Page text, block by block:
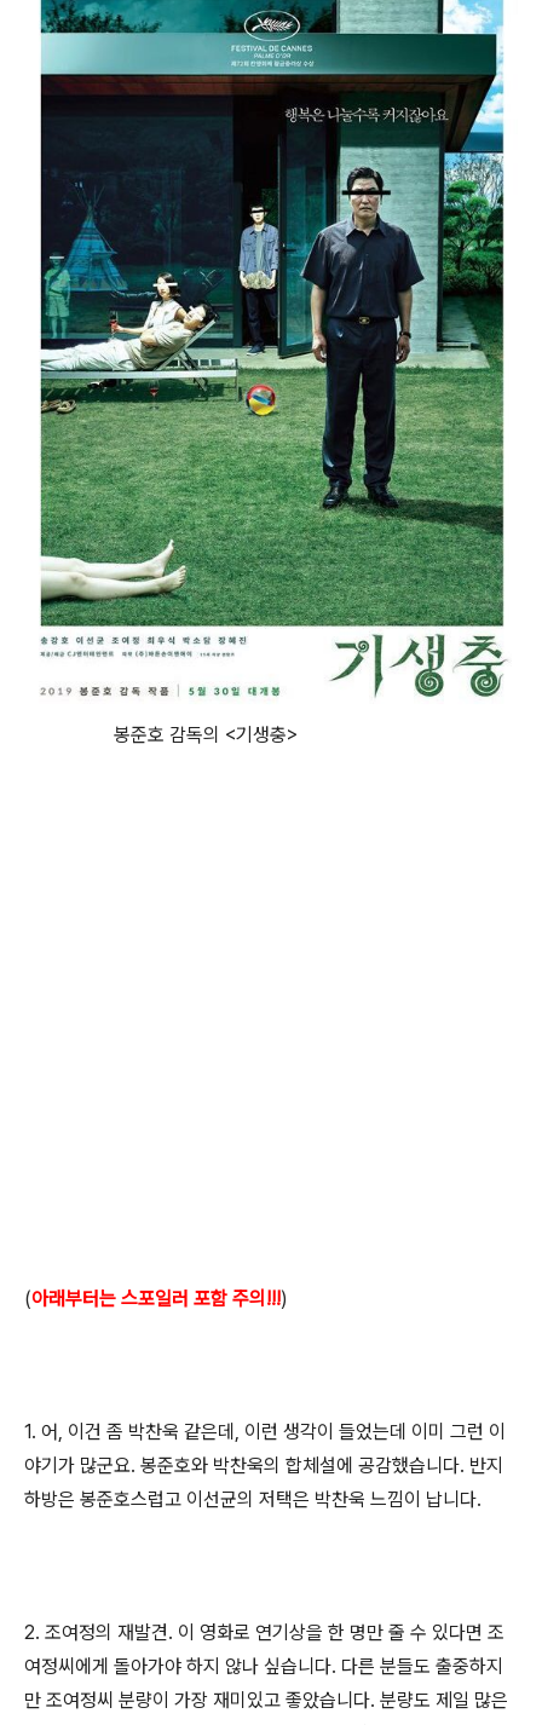
봉준호 감독의 <기생충>
(아래부터는 스포일러 포함 주의!!!)
1. 어, 이건 좀 박찬욱 같은데, 이런 생각이 들었는데 이미 그런 이
야기가 많군요. 봉준호와 박찬욱의 합체설에 공감했습니다. 반지
하방은 봉준호스럽고 이선균의 저택은 박찬욱 느낌이 납니다.
2. 조여정의 재발견. 이 영화로 연기상을 한 명만 줄 수 있다면 조
여정씨에게 돌아가야 하지 않나 싶습니다. 다른 분들도 출중하지
만 조여정씨 분량이 가장 재미있고 좋았습니다. 분량도 제일 많은